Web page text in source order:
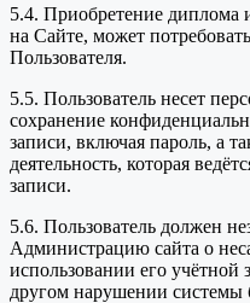
5.4. Приобретение диплома
на Сайте, может
Пользователя.
5.5. Пользователь несет
сохранение
записи, включая пароль, а
деятельность, которая
записи.
5.6. Пользователь должен
Администрацию сайта о
использовании его
другом нарушении системы